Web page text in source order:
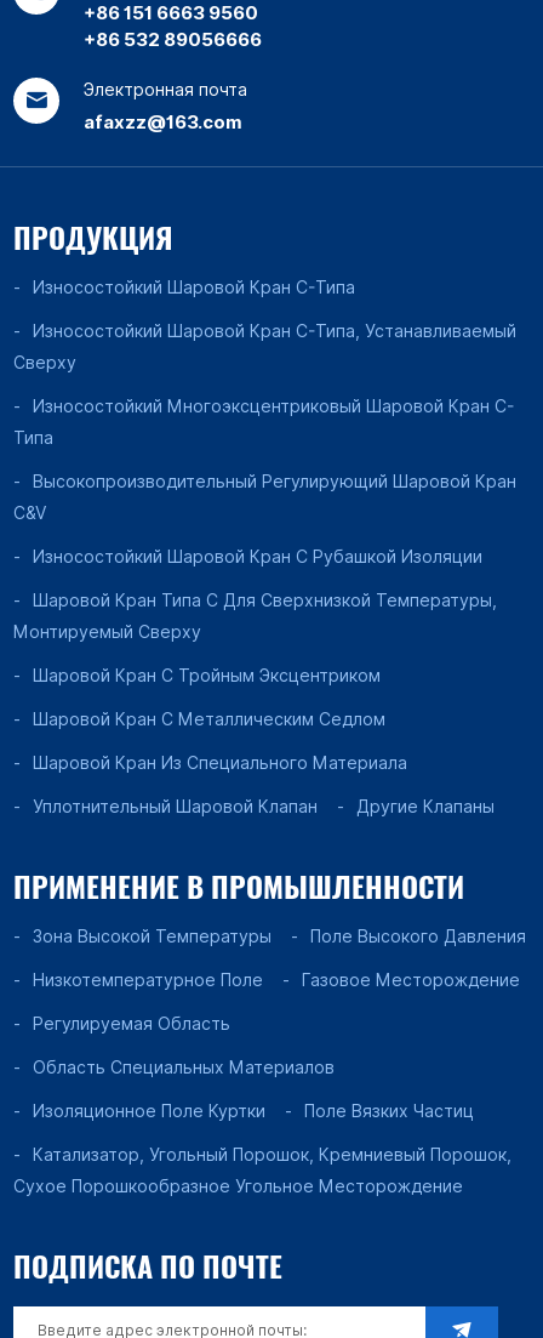
+86 151 6663 9560
+86 532 89056666
Электронная почта
afaxzz@163.com
ПРОДУКЦИЯ
Износостойкий Шаровой Кран C-Типа
Износостойкий Шаровой Кран C-Типа, Устанавливаемый
Сверху
Износостойкий Многоэксцентриковый Шаровой Кран C-
Типа
Высокопроизводительный Регулирующий Шаровой Кран
C&V
Износостойкий Шаровой Кран С Рубашкой Изоляции
Шаровой Кран Типа C Для Сверхнизкой Температуры,
Монтируемый Сверху
Шаровой Кран С Тройным Эксцентриком
Шаровой Кран С Металлическим Седлом
Шаровой Кран Из Специального Материала
Уплотнительный Шаровой Клапан Другие Клапаны
ПРИМЕНЕНИЕ В ПРОМЫШЛЕННОСТИ
Зона Высокой Температуры Поле Высокого Давления
Низкотемпературное Поле Газовое Месторождение
Регулируемая Область
Область Специальных Материалов
Изоляционное Поле Куртки Поле Вязких Частиц
Катализатор, Угольный Порошок, Кремниевый Порошок,
Сухое Порошкообразное Угольное Месторождение
ПОДПИСКА ПО ПОЧТЕ